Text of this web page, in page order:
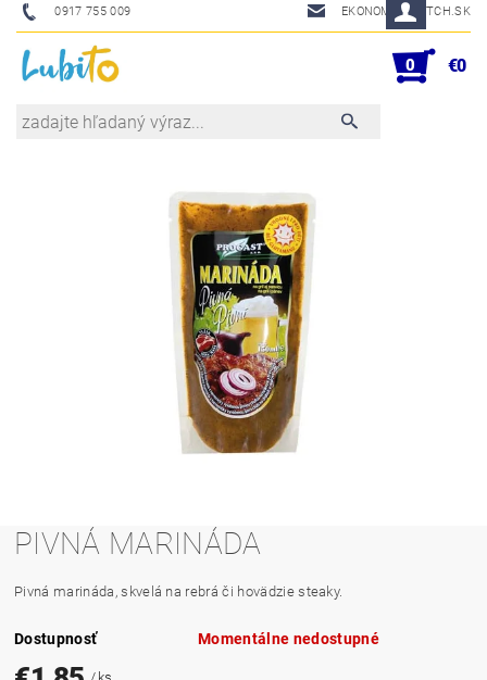
0917 755 009 EKONOM@SKETCH.SK
0 €0
PIVNÁ MARINÁDA
Pivná marináda, skvelá na rebrá či hovädzie steaky.
Dostupnosť Momentálne nedostupné
/ ks